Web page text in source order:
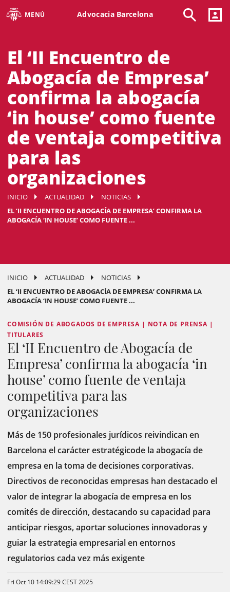
MENÚ Advocacia Barcelona
El ‘II Encuentro de
Abogacía de Empresa’
confirma la abogacía
‘in house’ como fuente
de ventaja competitiva
para las
organizaciones
INICIO ACTUALIDAD
NOTICIAS
EL ‘II ENCUENTRO DE ABOGACÍA DE EMPRESA’ CONFIRMA LA
ABOGACÍA ‘IN HOUSE’ COMO FUENTE ...
INICIO ACTUALIDAD
NOTICIAS
EL ‘II ENCUENTRO DE ABOGACÍA DE EMPRESA’ CONFIRMA LA
ABOGACÍA ‘IN HOUSE’ COMO FUENTE ...
COMISIÓN DE ABOGADOS DE EMPRESA | NOTA DE PRENSA |
TITULARES
El ‘II Encuentro de Abogacía de
Empresa’ confirma la abogacía ‘in
house’ como fuente de ventaja
competitiva para las
organizaciones
Más de 150 profesionales jurídicos reivindican en
Barcelona el carácter estratégicode la abogacía de
empresa en la toma de decisiones corporativas.
Directivos de reconocidas empresas han destacado el
valor de integrar la abogacía de empresa en los
comités de dirección, destacando su capacidad para
anticipar riesgos, aportar soluciones innovadoras y
guiar la estrategia empresarial en entornos
regulatorios cada vez más exigente
Fri Oct 10 14:09:29 CEST 2025